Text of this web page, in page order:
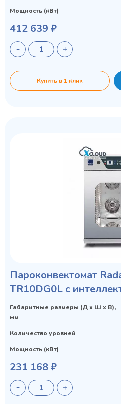
Мощность (кВт)
412 639 ₽
Купить в 1 клик
Пароконвектомат
TR10DG0L с
X-CLOUD
Габаритные размеры (Д х Ш х В),
мм
Количество уровней
Мощность (кВт)
231 168 ₽